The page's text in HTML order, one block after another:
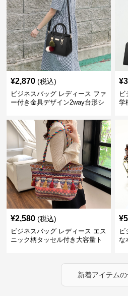
¥2,870 (税込)
ビジネスバッグ レディース ファ
ー付き金具デザイン2way台形シ
¥
ビ
学
¥2,580 (税込)
ビジネスバッグ レディース エス
ニック柄タッセル付き大容量ト
¥
ビ
な
新着アイテム